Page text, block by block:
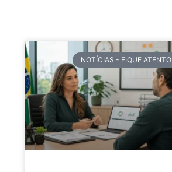
NOTÍCIAS - FIQUE ATENTO